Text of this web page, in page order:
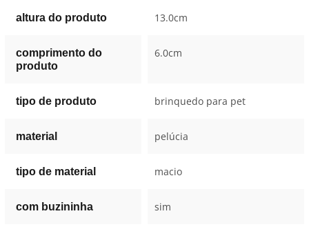
altura do produto 13.0cm
comprimento do
produto
6.0cm
tipo de produto brinquedo para pet
material pelúcia
tipo de material macio
com buzininha sim